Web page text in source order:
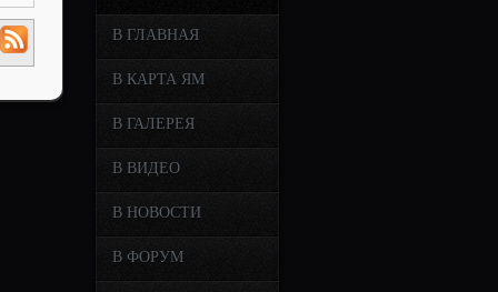
В ГЛАВНАЯ
В КАРТА ЯМ
В ГАЛЕРЕЯ
В ВИДЕО
В НОВОСТИ
В ФОРУМ